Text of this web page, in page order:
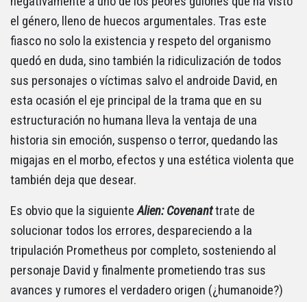
el género, lleno de huecos argumentales. Tras este
fiasco no solo la existencia y respeto del organismo
quedó en duda, sino también la ridiculización de todos
sus personajes o víctimas salvo el androide David, en
esta ocasión el eje principal de la trama que en su
estructuración no humana lleva la ventaja de una
historia sin emoción, suspenso o terror, quedando las
migajas en el morbo, efectos y una estética violenta que
también deja que desear.
Es obvio que la siguienteAlien: Covenanttrate de
solucionar todos los errores, despareciendo a la
tripulación Prometheus por completo, sosteniendo al
personaje David y finalmente prometiendo tras sus
avances y rumores el verdadero origen (¿humanoide?)